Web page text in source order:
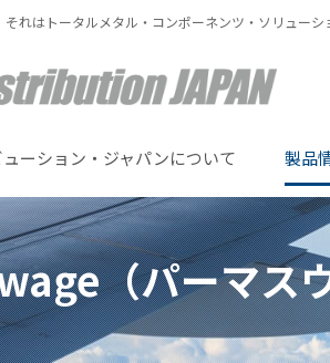
それはトータルメタル・コンポーネンツ・ソリューシ
ューション・ジャパンについて 製品
（パーマス